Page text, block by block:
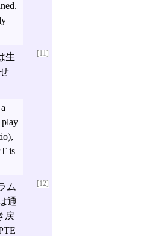
[11]
生
play
is
[12]
ム
通
戻